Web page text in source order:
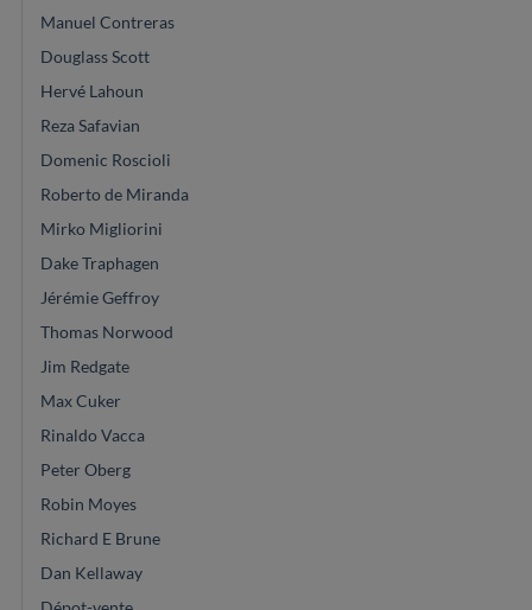
Manuel Contreras
Douglass Scott
Hervé Lahoun
Reza Safavian
Domenic Roscioli
Roberto de Miranda
Mirko Migliorini
Dake Traphagen
Jérémie Geffroy
Thomas Norwood
Jim Redgate
Max Cuker
Rinaldo Vacca
Peter Oberg
Robin Moyes
Richard E Brune
Dan Kellaway